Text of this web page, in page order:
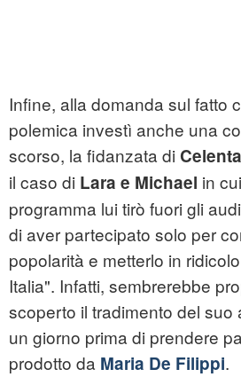
Infine, alla domanda sul fatto
polemica investì anche una
scorso, la fidanzata di
il caso di Lara e Michael in
programma lui tirò fuori gli
di aver partecipato solo per
popolarità e metterlo in
Italia". Infatti, sembrerebbe
scoperto il tradimento del suo
un giorno prima di prendere
prodotto da Maria De Filippi.